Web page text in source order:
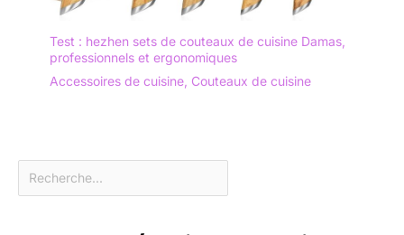
Test : hezhen sets de couteaux de cuisine Damas,
professionnels et ergonomiques
Accessoires de cuisine Couteaux de cuisine